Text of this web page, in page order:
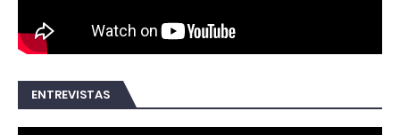
ENTREVISTAS